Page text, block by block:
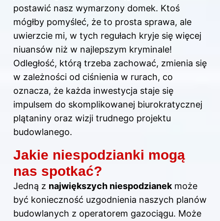
postawić nasz wymarzony domek. Ktoś
mógłby pomyśleć, że to prosta sprawa, ale
uwierzcie mi, w tych regułach kryje się więcej
niuansów niż w najlepszym kryminale!
Odległość, którą trzeba zachować, zmienia się
w zależności od ciśnienia w rurach, co
oznacza, że każda inwestycja staje się
impulsem do skomplikowanej biurokratycznej
plątaniny oraz wizji trudnego projektu
budowlanego.
Jakie niespodzianki mogą
nas spotkać?
Jedną z największych niespodzianek może
być konieczność uzgodnienia naszych planów
budowlanych z operatorem gazociągu. Może